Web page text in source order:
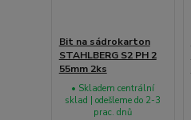
Bit na sádrokarton
STAHLBERG S2 PH 2
55mm 2ks
• Skladem centrální
sklad | odešleme do 2-3
prac. dnů